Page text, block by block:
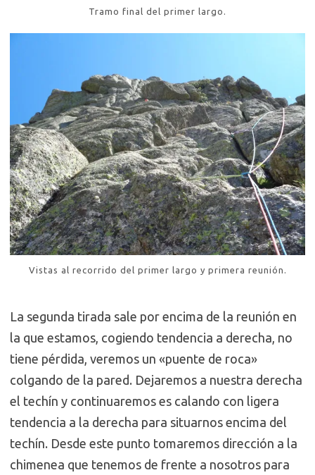
Tramo final del primer largo.
Vistas al recorrido del primer largo y primera reunión.
La segunda tirada sale por encima de la reunión en
la que estamos, cogiendo tendencia a derecha, no
tiene pérdida, veremos un «puente de roca»
colgando de la pared. Dejaremos a nuestra derecha
el techín y continuaremos es calando con ligera
tendencia a la derecha para situarnos encima del
techín. Desde este punto tomaremos dirección a la
chimenea que tenemos de frente a nosotros para